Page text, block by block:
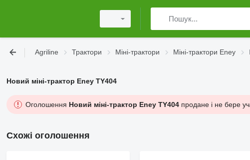
Agriline Трактори Міні-трактори Міні-трактори Eney
Новий міні-трактор Eney TY404
Оголошення Новий міні-трактор Eney TY404продане і не бере
Схожі оголошення